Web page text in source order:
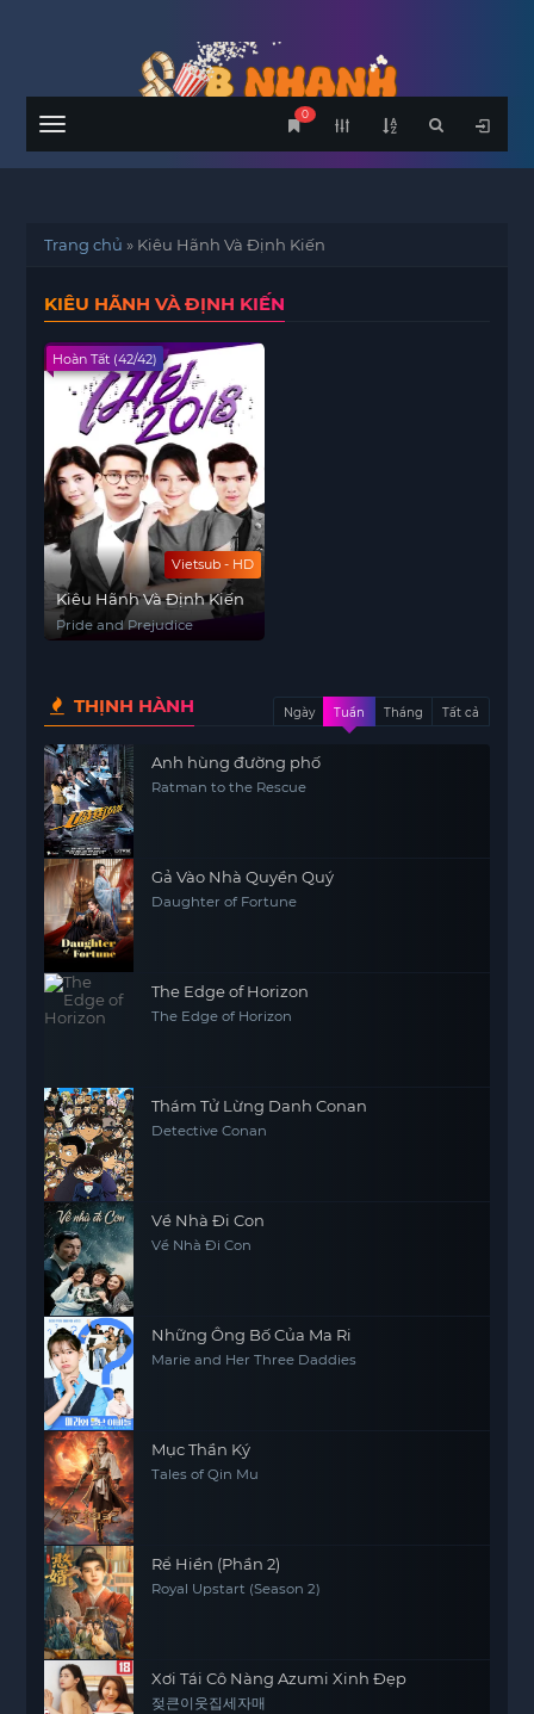
Menu
0
Trang chủ » Kiêu Hãnh Và Định Kiến
KIÊU HÃNH VÀ ĐỊNH KIẾN
Vietsub - HD
Hoàn Tất (42/42)
Kiêu Hãnh Và Định Kiến
Pride and Prejudice
THỊNH HÀNH Ngày Tuần Tháng Tất cả
Anh hùng đường phố
Ratman to the Rescue
Gả Vào Nhà Quyền Quý
Daughter of Fortune
The Edge of Horizon
The Edge of Horizon
Thám Tử Lừng Danh Conan
Detective Conan
Về Nhà Đi Con
Về Nhà Đi Con
Những Ông Bố Của Ma Ri
Marie and Her Three Daddies
Mục Thần Ký
Tales of Qin Mu
Rể Hiền (Phần 2)
Royal Upstart (Season 2)
Xơi Tái Cô Nàng Azumi Xinh Đẹp
젖큰이웃집세자매